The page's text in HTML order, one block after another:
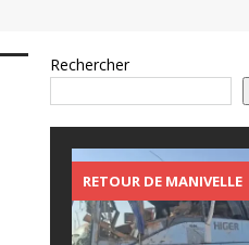
Rechercher
RETOUR DE MANIVELLE